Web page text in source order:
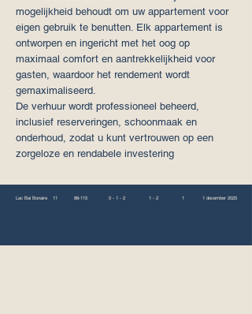
mogelijkheid behoudt om uw appartement voor
eigen gebruik te benutten. Elk appartement is
ontworpen en ingericht met het oog op
maximaal comfort en aantrekkelijkheid voor
gasten, waardoor het rendement wordt
gemaximaliseerd.
De verhuur wordt professioneel beheerd,
inclusief reserveringen, schoonmaak en
onderhoud, zodat u kunt vertrouwen op een
zorgeloze en rendabele investering
11
Lac Bai Bonaire 0 - 1 - 2 1 december 2025
88-115 1 - 2 1